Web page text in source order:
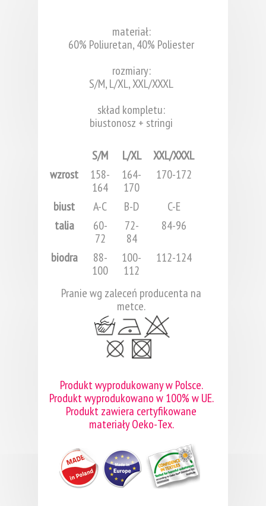
materiał:
60% Poliuretan, 40% Poliester
rozmiary:
S/M, L/XL, XXL/XXXL
skład kompletu:
biustonosz + stringi
S/M L/XL
XXL/XXXL
wzrost
158-
164
164-
170
170-172
biust A-C B-D
C-E
talia
60-
72
72-
84
84-96
biodra
88-
100
100-
112
112-124
Pranie wg zaleceń producenta na
metce.
Produkt wyprodukowany w Polsce.
Produkt wyprodukowano w 100% w UE.
Produkt zawiera certyfikowane
materiały Oeko-Tex.